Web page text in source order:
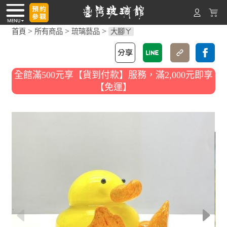
首頁 > 所有商品 >琉璃藝品 > 大腳ㄚ
全館滿500元享【貨到付款】服務，滿2,000元即享
【免運】